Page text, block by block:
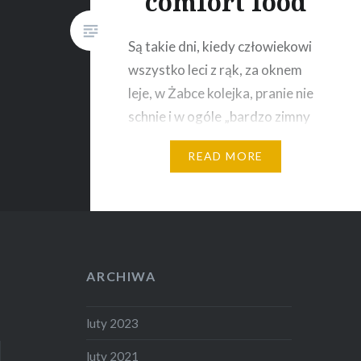
Są takie dni, kiedy człowiekowi
wszystko leci z rąk, za oknem
leje, w Żabce kolejka, pranie nie
schnie i w ogóle „bardzo zimny
maj”. I właśnie w takie dni nawet
nie zabieram się za
bo wiadomo, że się zwarzy, nie
READ MORE
ARCHIWA
luty 2023
luty 2021